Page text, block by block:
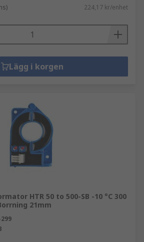
224,17 kr/enhet
Lägg i korgen
HTR 50 to 500-SB -10 °C 300
21mm